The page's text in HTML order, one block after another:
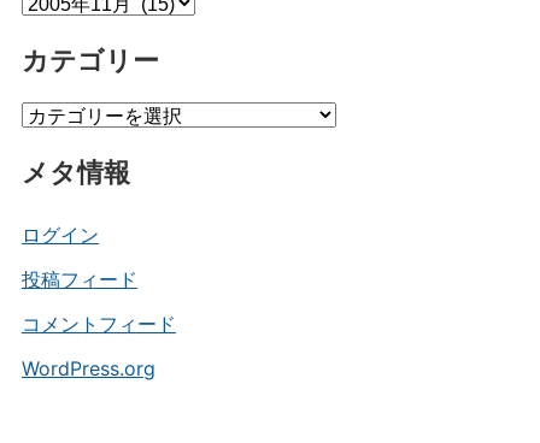
カ
ブ
カテゴリー
カ
ゴ
ー
メタ情報
ログイン
投稿フィード
コメントフィード
WordPress.org